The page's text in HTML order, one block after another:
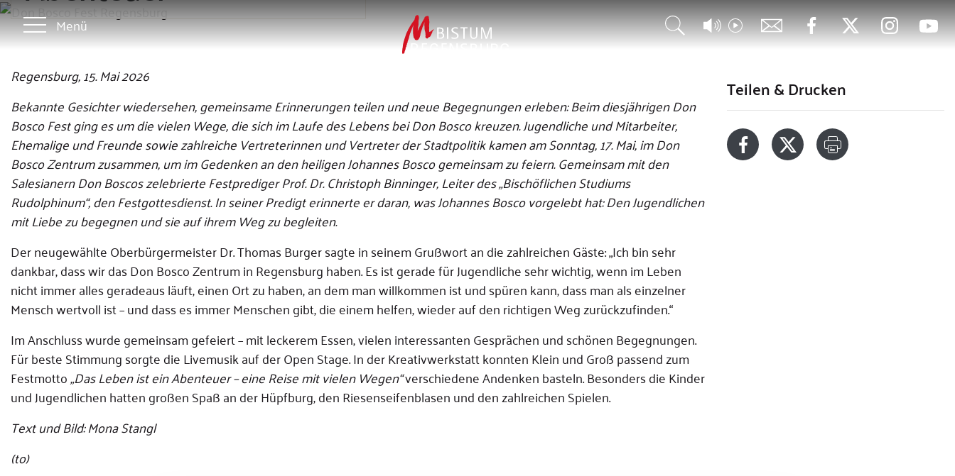
Menü
Regensburg, 15. Mai 2026
Bekannte Gesichter wiedersehen, gemeinsame Erinnerungen teilen und neue Begegnungen erleben: Beim diesjährigen Don
Bosco Fest ging es um die vielen Wege, die sich im Laufe des Lebens bei Don Bosco kreuzen. Jugendliche und Mitarbeiter,
Ehemalige und Freunde sowie zahlreiche Vertreterinnen und Vertreter der Stadtpolitik kamen am Sonntag, 17. Mai, im Don
Bosco Zentrum zusammen, um im Gedenken an den heiligen Johannes Bosco gemeinsam zu feiern. Gemeinsam mit den
Salesianern Don Boscos zelebrierte Festprediger Prof. Dr. Christoph Binninger, Leiter des „Bischöflichen Studiums
Rudolphinum“, den Festgottesdienst. In seiner Predigt erinnerte er daran, was Johannes Bosco vorgelebt hat: Den Jugendlichen
mit Liebe zu begegnen und sie auf ihrem Weg zu begleiten.
Der neugewählte Oberbürgermeister Dr. Thomas Burger sagte in seinem Grußwort an die zahlreichen Gäste: „Ich bin sehr
dankbar, dass wir das Don Bosco Zentrum in Regensburg haben. Es ist gerade für Jugendliche sehr wichtig, wenn im Leben
nicht immer alles geradeaus läuft, einen Ort zu haben, an dem man willkommen ist und spüren kann, dass man als einzelner
Mensch wertvoll ist – und dass es immer Menschen gibt, die einem helfen, wieder auf den richtigen Weg zurückzufinden.“
Im Anschluss wurde gemeinsam gefeiert – mit leckerem Essen, vielen interessanten Gesprächen und schönen Begegnungen.
Für beste Stimmung sorgte die Livemusik auf der Open Stage. In der Kreativwerkstatt konnten Klein und Groß passend zum
Festmotto„Das Leben ist ein Abenteuer – eine Reise mit vielen Wegen“verschiedene Andenken basteln. Besonders die Kinder
und Jugendlichen hatten großen Spaß an der Hüpfburg, den Riesenseifenblasen und den zahlreichen Spielen.
Text und Bild: Mona Stangl
(to)
Teilen & Drucken